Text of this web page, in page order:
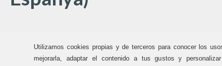
Oficines Sternalia:
Utilizamos cookies propias y de terceros para conocer los
mejorarla, adaptar el contenido a tus gustos y